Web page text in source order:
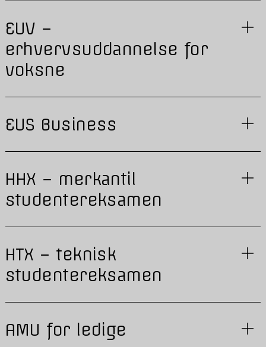
EUV –
erhvervsuddannelse for
voksne
EUS Business
HHX – merkantil
studentereksamen
HTX – teknisk
studentereksamen
AMU for ledige